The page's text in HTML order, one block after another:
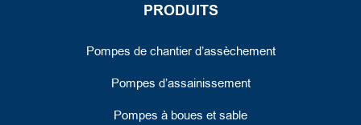
PRODUITS
Pompes de chantier d’assèchement
Pompes d’assainissement
Pompes à boues et sable